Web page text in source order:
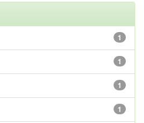
1
1
1
1